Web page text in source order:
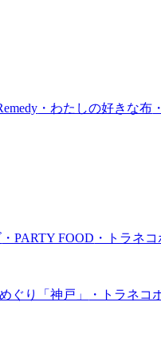
・わたしの好きな布
・PARTY FOOD ・トラネ
ぐり「神戸」 ・トラネ